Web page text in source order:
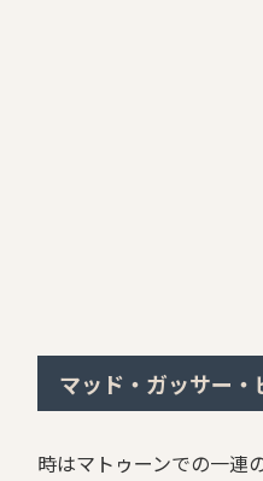
マッド・ガッサー・
時はマトゥーンでの一連